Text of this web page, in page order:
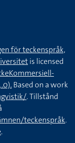
för teckenspråk,
is licensed
Based on a work
. Tillstånd
teckenspråk.
.